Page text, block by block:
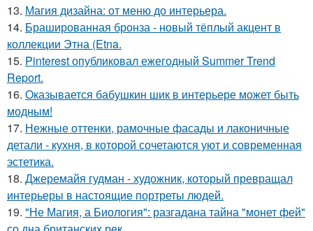
13. Магия дизайна: от меню до интерьера.
14. Брашированная бронза - новый тёплый акцент в
коллекции Этна (Etna.
15. Pinterest опубликовал ежегодный Summer Trend
Report.
16. Оказывается бабушкин шик в интерьере может быть
модным!
17. Нежные оттенки, рамочные фасады и лаконичные
детали - кухня, в которой сочетаются уют и современная
эстетика.
18. Джеремайя гудман - художник, который превращал
интерьеры в настоящие портреты людей.
19. "Не Магия, а Биология": разгадана тайна "монет фей"